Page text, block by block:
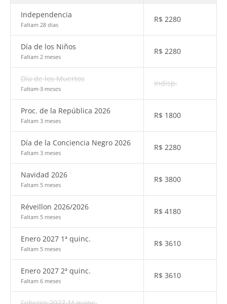
Independencia
Faltam 28 dias
R$ 2280
Día de los Niños
Faltam 2 meses
R$ 2280
Día de los Muertos
Faltam 3 meses
Indisp.
Proc. de la República 2026
Faltam 3 meses
R$ 1800
Día de la Conciencia Negro 2026
Faltam 3 meses
R$ 2280
Navidad 2026
Faltam 5 meses
R$ 3800
Réveillon 2026/2026
Faltam 5 meses
R$ 4180
Enero 2027 1ª quinc.
Faltam 5 meses
R$ 3610
Enero 2027 2ª quinc.
Faltam 6 meses
R$ 3610